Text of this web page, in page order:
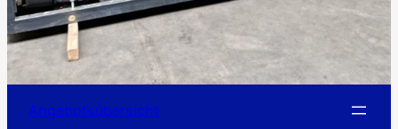
Angebotsübersicht